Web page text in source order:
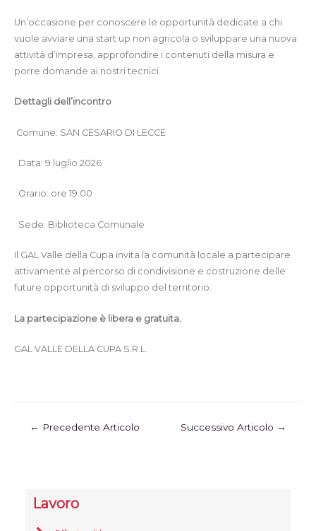
Un’occasione per conoscere le opportunità dedicate a chi
vuole avviare una start up non agricola o sviluppare una nuova
attività d’impresa, approfondire i contenuti della misura e
porre domande ai nostri tecnici.
Dettagli dell’incontro
Comune: SAN CESARIO DI LECCE
Data: 9 luglio 2026
Orario: ore 19:00
Sede: Biblioteca Comunale
Il GAL Valle della Cupa invita la comunità locale a partecipare
attivamente al percorso di condivisione e costruzione delle
future opportunità di sviluppo del territorio.
La partecipazione è libera e gratuita.
GAL VALLE DELLA CUPA S.R.L.
← Precedente Articolo Successivo Articolo →
Lavoro